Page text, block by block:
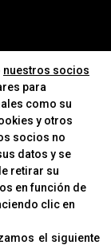
nuestros socios
para
como su
y otros
socios no
datos y se
retirar su
en función de
clic en
el siguiente